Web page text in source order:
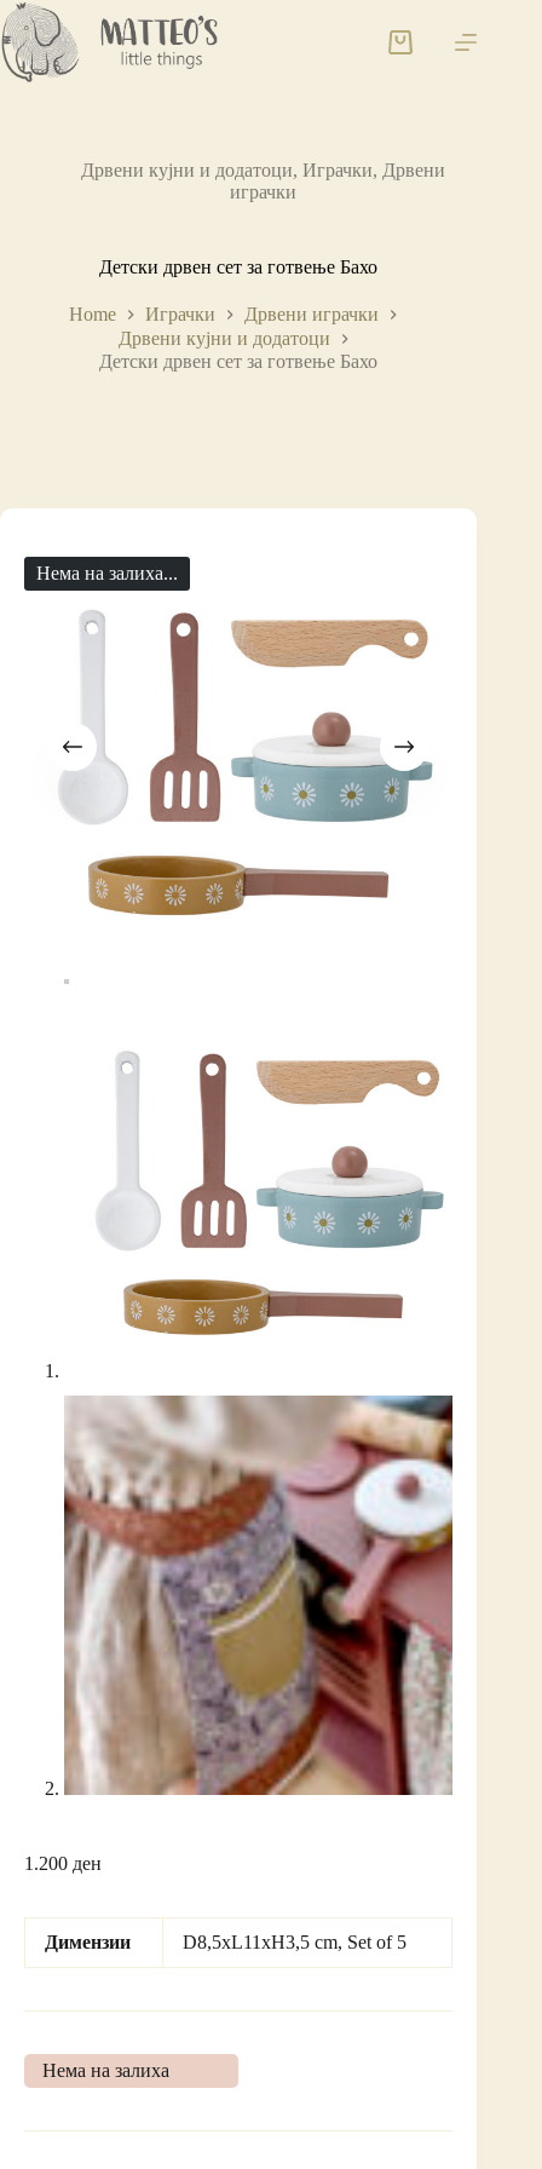
Дрвени кујни и додатоци, Играчки, Дрвени
играчки
Детски дрвен сет за готвење Бахо
Home Играчки
Дрвени играчки
Дрвени кујни и додатоци
Детски дрвен сет за готвење Бахо
Нема на залиха...
1.200 ден
Димензии D8,5xL11xH3,5 cm, Set of 5
Нема на залиха